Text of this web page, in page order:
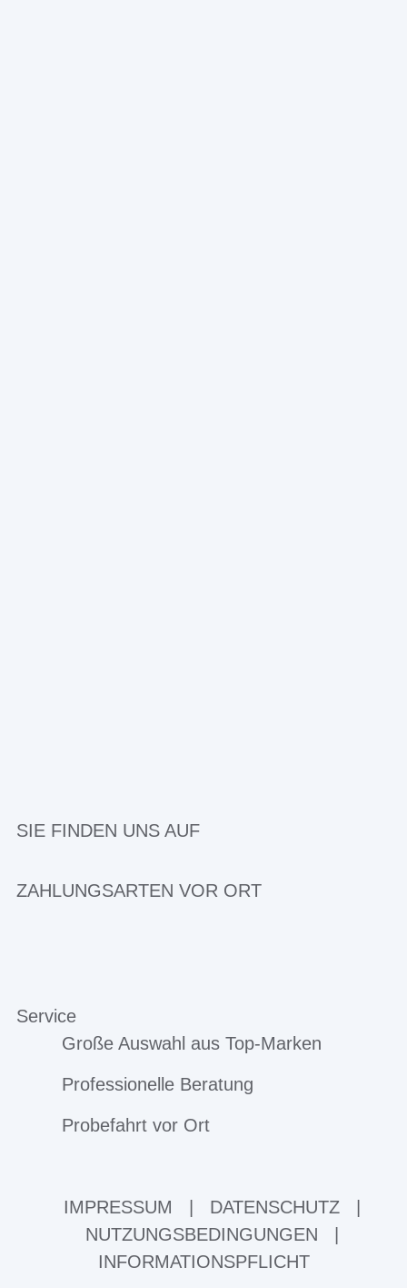
SIE FINDEN UNS AUF
ZAHLUNGSARTEN VOR ORT
Service
Große Auswahl aus Top-Marken
Professionelle Beratung
Probefahrt vor Ort
IMPRESSUM DATENSCHUTZ
NUTZUNGSBEDINGUNGEN
INFORMATIONSPFLICHT